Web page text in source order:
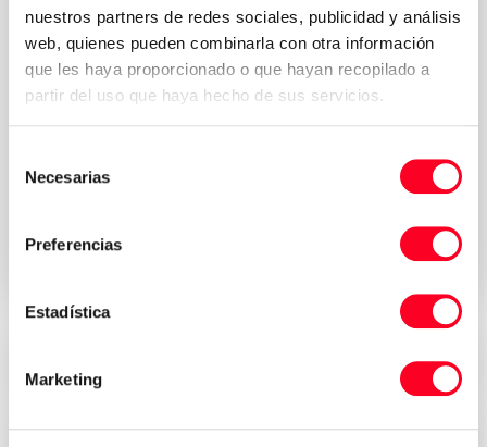
nuestros partners de redes sociales, publicidad y análisis
web, quienes pueden combinarla con otra información
que les haya proporcionado o que hayan recopilado a
partir del uso que haya hecho de sus servicios.
Necesarias
Preferencias
Estadística
Marketing
Política de
privacidad